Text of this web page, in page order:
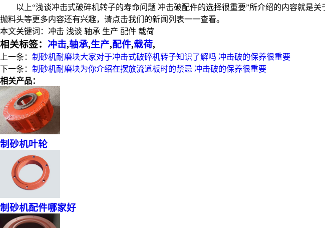
以上“浅谈冲击式破碎机转子的寿命问题 冲击破配件的选择很重要”所介绍的内容就是
抛料头等更多内容还有兴趣，请点击我们的新闻列表一一查看。
本文关键词： 冲击 浅谈 轴承 生产 配件 载荷
相关标签： 冲击,轴承,生产,配件,载荷,
上一条： 制砂机耐磨块大家对于冲击式破碎机转子知识了解吗 冲击破的保养很重要
下一条： 制砂机耐磨块为你介绍在摆放流道板时的禁忌 冲击破的保养很重要
相关产品：
制砂机叶轮
制砂机配件哪家好